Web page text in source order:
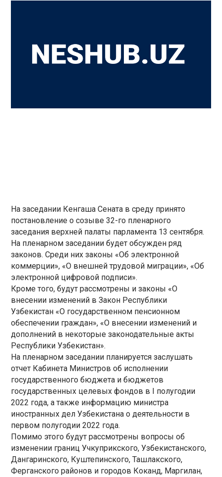
На заседании Кенгаша Сената в среду принято
постановление о созыве 32-го пленарного
заседания верхней палаты парламента 13 сентября.
На пленарном заседании будет обсужден ряд
законов. Среди них законы «Об электронной
коммерции», «О внешней трудовой миграции», «Об
электронной цифровой подписи».
Кроме того, будут рассмотрены и законы «О
внесении изменений в Закон Республики
Узбекистан «О государственном пенсионном
обеспечении граждан», «О внесении изменений и
дополнений в некоторые законодательные акты
Республики Узбекистан».
На пленарном заседании планируется заслушать
отчет Кабинета Министров об исполнении
государственного бюджета и бюджетов
государственных целевых фондов в I полугодии
2022 года, а также информацию министра
иностранных дел Узбекистана о деятельности в
первом полугодии 2022 года.
Помимо этого будут рассмотрены вопросы об
изменении границ Учкуприкского, Узбекистанского,
Дангаринского, Куштепинского, Ташлакского,
Ферганского районов и городов Коканд, Маргилан,